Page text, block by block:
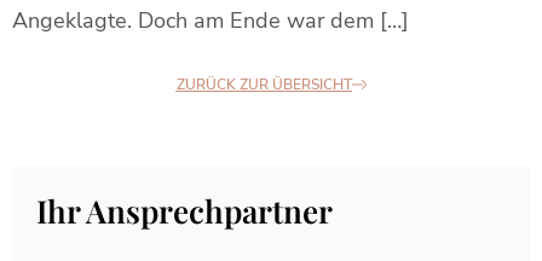
Angeklagte. Doch am Ende war dem […]
ZURÜCK ZUR ÜBERSICHT
Ihr Ansprechpartner